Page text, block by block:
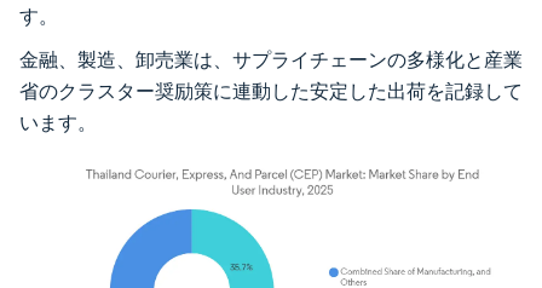
す。
金融、製造、卸売業は、サプライチェーンの多様化と産業
省のクラスター奨励策に連動した安定した出荷を記録して
います。